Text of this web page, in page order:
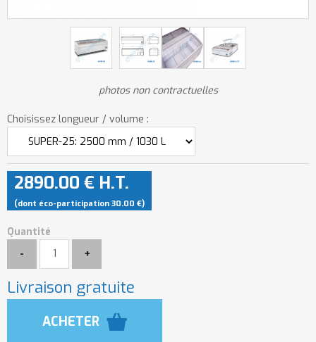
photos non contractuelles
Choisissez longueur / volume :
2890.00 € H.T.
(dont éco-participation 30.00 €)
Quantité
Livraison gratuite